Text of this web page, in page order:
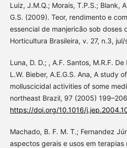
Luiz, J.M.Q.; Morais, T.P.S.; Blank,
G.S. (2009). Teor, rendimento e
essencial de manjericão sob doses
Horticultura Brasileira, v. 27, n.3,
Luna, D. D.; , A.F. Santos, M.R.F.
L.W. Bieber, A.E.G.S. Ana, A study
molluscicidal activities of some
northeast Brazil, 97 (2005)
https://doi.org/10.1016/
Machado, B. F. M. T.; Fernandez
aspectos gerais e usos em terapias